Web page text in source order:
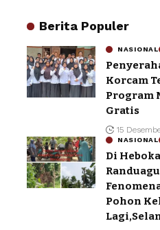
Berita Populer
NASIONAL
Korcam
Program
Gratis
15
NASIONAL
Di
Pohon